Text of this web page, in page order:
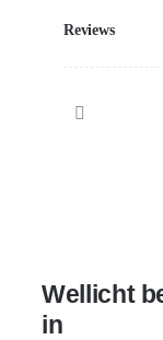
Reviews
Wellicht
in